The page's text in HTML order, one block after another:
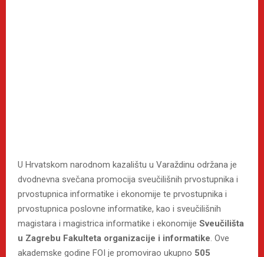
U Hrvatskom narodnom kazalištu u Varaždinu održana je
dvodnevna svečana promocija sveučilišnih prvostupnika i
prvostupnica informatike i ekonomije te prvostupnika i
prvostupnica poslovne informatike, kao i sveučilišnih
magistara i magistrica informatike i ekonomije Sveučilišta
u Zagrebu Fakulteta organizacije i informatike. Ove
akademske godine FOI je promovirao ukupno 505